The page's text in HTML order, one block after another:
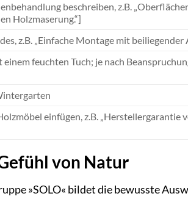
beschreiben, z.B.
Holzmaserung.“]
z.B. „Einfache Montage mit beiliegender
einem feuchten Tuch; je nach
einfügen, z.B. „Herstellergarantie
von Natur
»SOLO« bildet die bewusste